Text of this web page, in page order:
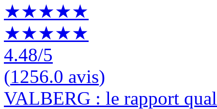
★★★★★
★★★★★
4.48/5
(1256.0 avis)
VALBERG : le rapport